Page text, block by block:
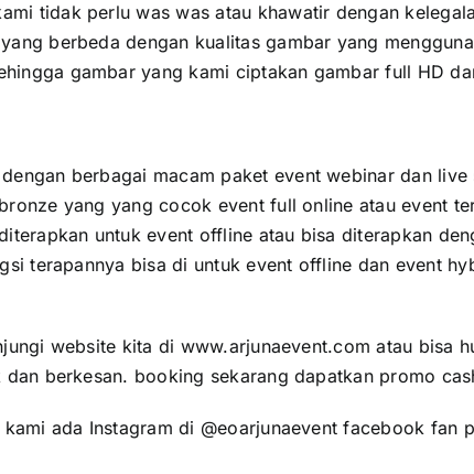
tidak perlu was was atau khawatir dengan
berbeda dengan kualitas gambar yang
gambar yang kami ciptakan gambar full HD
berbagai macam paket event webinar dan
yang yang cocok event full online atau event
untuk event offline atau bisa diterapkan
terapannya bisa di untuk event offline dan event
website kita di www.arjunaevent.com atau bisa
berkesan. booking sekarang dapatkan promo
ada Instagram di @eoarjunaevent facebook